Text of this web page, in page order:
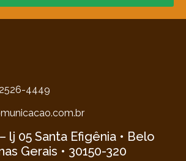
4449
lj 05 Santa Efigênia • Belo
Gerais • 30150-320